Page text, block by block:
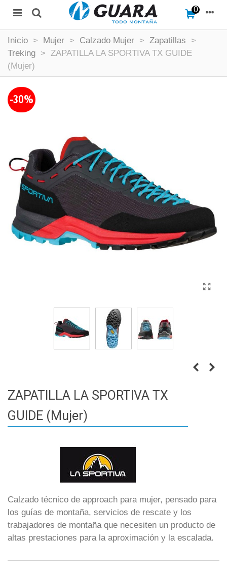
0
Inicio > Mujer > Calzado Mujer > Zapatillas
>
Treking > ZAPATILLA LA SPORTIVA TX GUIDE
(Mujer)
-30%
ZAPATILLA LA SPORTIVA TX
GUIDE (Mujer)
Calzado técnico de approach para mujer, pensado para
los guías de montaña, servicios de rescate y los
trabajadores de montaña que necesiten un producto de
altas prestaciones para la aproximación y la escalada.